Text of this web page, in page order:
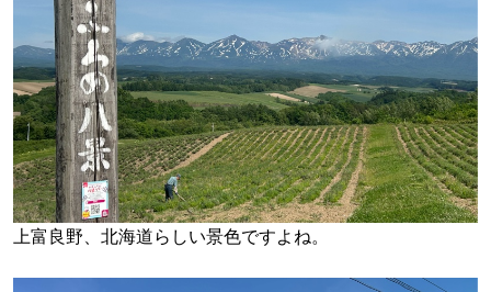
上富良野、北海道らしい景色ですよね。